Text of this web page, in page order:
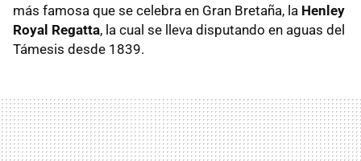
más famosa que se celebra en Gran Bretaña, la Henley
Royal Regatta, la cual se lleva disputando en aguas del
Támesis desde 1839.